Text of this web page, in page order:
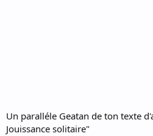
Un paralléle Geatan de ton texte
Jouissance solitaire"